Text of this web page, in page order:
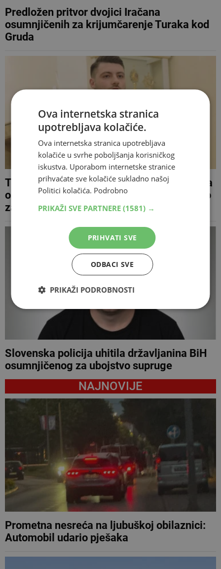
Predložen pritvor dvojici Iračana
osumnjičenih za krijumčarenje Turaka kod
Gruda
Tužiteljstvo BiH zatražilo pritvor za Poljaka
osumnjičenog za napade u Međugorju, evo
za što ga sve terete
Slovenska policija uhitila državljanina BiH
osumnjičenog za ubojstvo supruge
NAJNOVIJE
Prometna nesreća na ljubuškoj obilaznici:
Automobil udario pješaka
Ova internetska stranica
upotrebljava kolačiće.
Ova internetska stranica upotrebljava
kolačiće u svrhe poboljšanja korisničkog
iskustva. Uporabom internetske stranice
prihvaćate sve kolačiće sukladno našoj
Politici kolačića. Podrobno
PRIKAŽI SVE PARTNERE (1581) →
PRIHVATI SVE
ODBACI SVE
PRIKAŽI PODROBNOSTI